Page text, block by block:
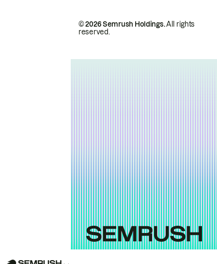
© 2026 Semrush Holdings.All rights
reserved.